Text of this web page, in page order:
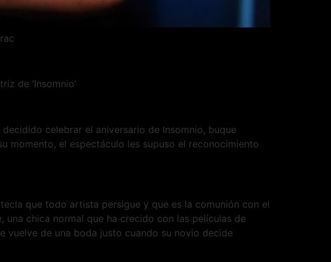
de ‘Insomnio’
celebrar el aniversario de Insomnio, buque
momento, el espectáculo les supuso el reconocimiento
que todo artista persigue y que es la comunión con el
chica normal que ha crecido con las películas de
vuelve de una boda justo cuando su novio decide